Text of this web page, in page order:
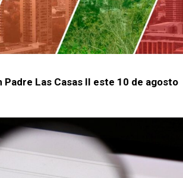
Padre Las Casas II este 10 de agosto